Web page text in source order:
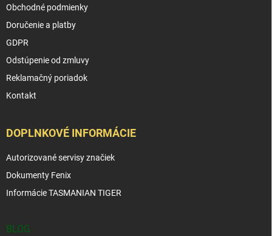
Obchodné podmienky
Doručenie a platby
GDPR
Odstúpenie od zmluvy
Reklamačný poriadok
Kontakt
DOPLNKOVÉ INFORMÁCIE
Autorizované servisy značiek
Dokumenty Fenix
Informácie TASMANIAN TIGER
BLOG